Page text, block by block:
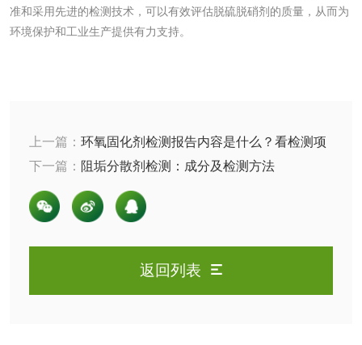
准和采用先进的检测技术，可以有效评估脱硫脱硝剂的质量，从而为
环境保护和工业生产提供有力支持。
上一篇： 环氧固化剂检测报告内容是什么？看检测项
目及标准
下一篇： 阻垢分散剂检测：成分及检测方法
返回列表
肥料检测 微生物肥料检测
磷酸肥料检测
化工试剂
化工助剂检测